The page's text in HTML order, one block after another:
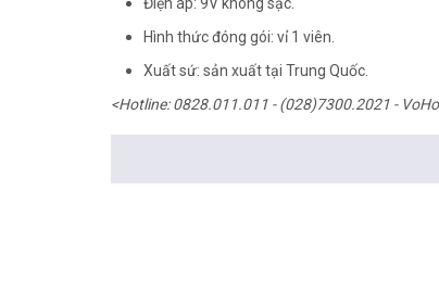
Hình thức đóng gói: vỉ 1 viên.
Xuất sứ: sản xuất tại Trung Quốc.
<Hotline: 0828.011.011 - (028)7300.2021 -